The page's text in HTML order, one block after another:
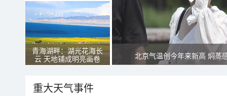
青海湖畔：湖光花海长
云 天地铺成明亮画卷
北京气温创今年来新高 焖蒸
重大天气事件